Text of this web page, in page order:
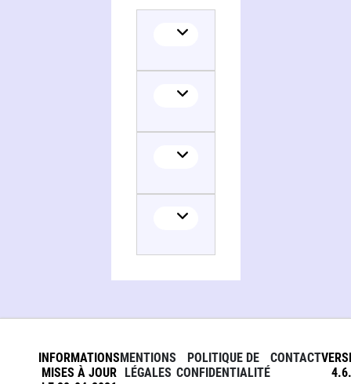
INFORMATIONS
MISES À JOUR
MENTIONS
LÉGALES
POLITIQUE DE
CONFIDENTIALITÉ
CONTACT